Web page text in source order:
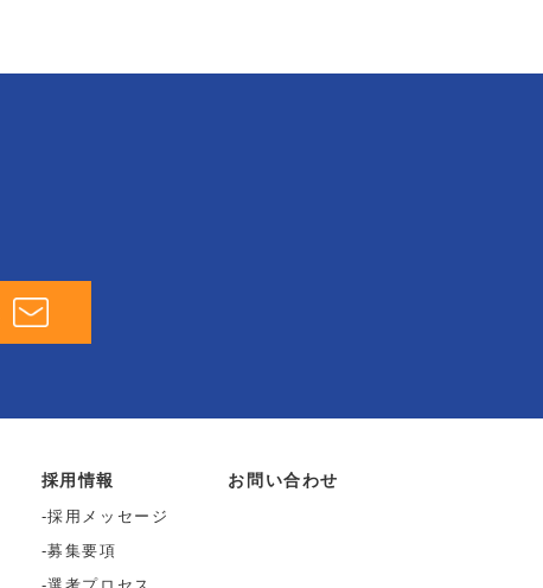
採用情報
採用メッセージ
募集要項
お問い合わせ